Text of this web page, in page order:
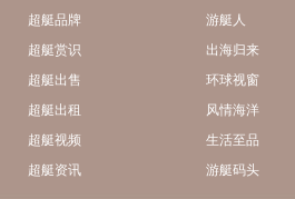
超艇品牌
超艇赏识
超艇出售
超艇出租
超艇视频
超艇资讯
游艇人
出海归来
环球视窗
风情海洋
生活至品
游艇码头